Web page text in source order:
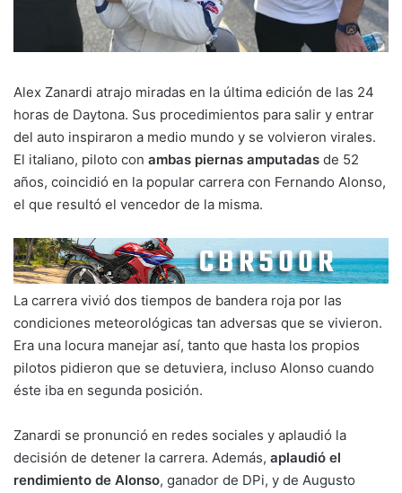
Alex Zanardi atrajo miradas en la última edición de las 24
horas de Daytona. Sus procedimientos para salir y entrar
del auto inspiraron a medio mundo y se volvieron virales.
El italiano, piloto con ambas piernas amputadas de 52
años, coincidió en la popular carrera con Fernando Alonso,
el que resultó el vencedor de la misma.
La carrera vivió dos tiempos de bandera roja por las
condiciones meteorológicas tan adversas que se vivieron.
Era una locura manejar así, tanto que hasta los propios
pilotos pidieron que se detuviera, incluso Alonso cuando
éste iba en segunda posición.
Zanardi se pronunció en redes sociales y aplaudió la
decisión de detener la carrera. Además, aplaudió el
rendimiento de Alonso, ganador de DPi, y de Augusto